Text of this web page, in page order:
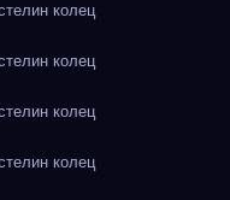
колец
колец
колец
колец